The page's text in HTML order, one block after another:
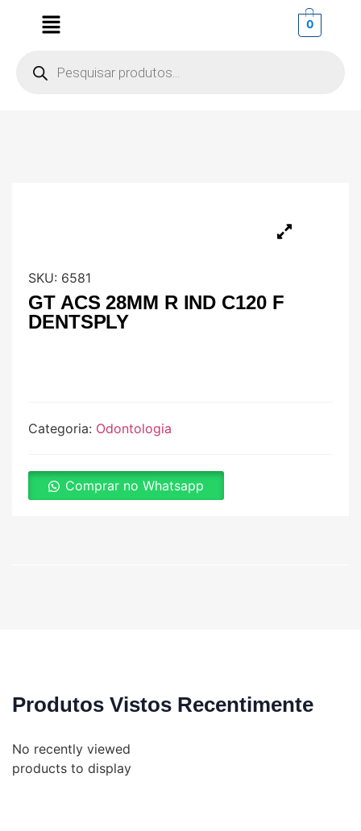
0
SKU: 6581
GT ACS 28MM R IND C120 F
DENTSPLY
Categoria: Odontologia
Comprar no Whatsapp
Produtos Vistos Recentimente
No recently viewed
products to display